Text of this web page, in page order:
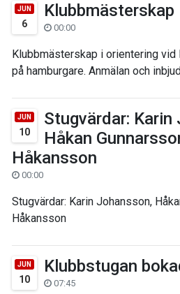
JUN
6
Klubbmästerskap
00:00
Klubbmästerskap i orientering vid
på hamburgare. Anmälan och
JUN
10
Stugvärdar: Karin
Håkan
Håkansson
00:00
Stugvärdar: Karin Johansson,
Håkansson
JUN
10
Klubbstugan
07:45